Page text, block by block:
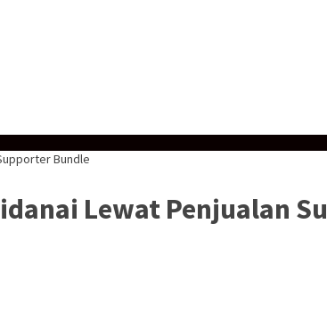
Bundle
Lewat Penjualan